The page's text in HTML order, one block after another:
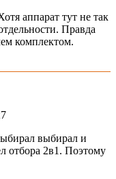
аппарат тут не так
Правда
комплектом.
выбирал и
отбора 2в1. Поэтому